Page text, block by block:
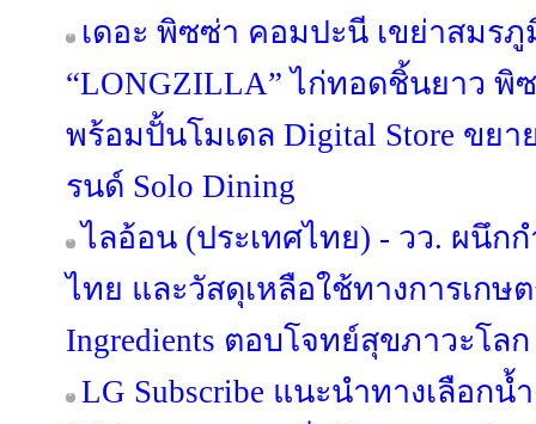
เดอะ พิซซ่า คอมปะนี เขย่าสมรภู
“LONGZILLA” ไก่ทอดชิ้นยาว พิ
พร้อมปั้นโมเดล Digital Store ขย
รนด์ Solo Dining
ไลอ้อน (ประเทศไทย) - วว. ผนึก
ไทย และวัสดุเหลือใช้ทางการเกษ
Ingredients ตอบโจทย์สุขภาวะโลก
LG Subscribe แนะนำทางเลือก